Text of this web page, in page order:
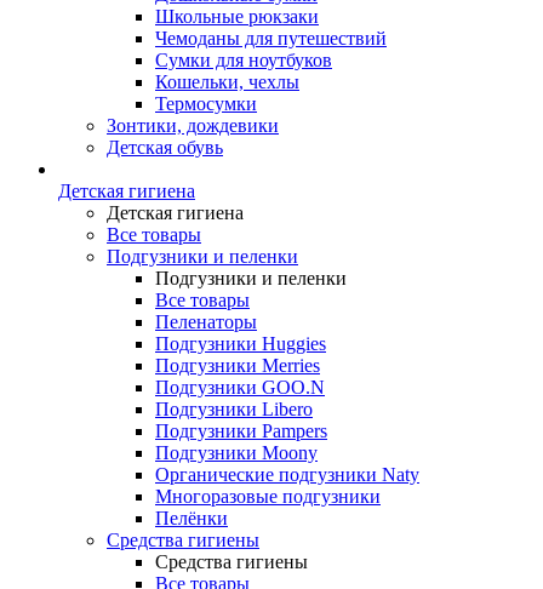
Школьные рюкзаки
Чемоданы для путешествий
Сумки для ноутбуков
Кошельки, чехлы
Термосумки
Зонтики, дождевики
Детская обувь
Детская гигиена
Детская гигиена
Все товары
Подгузники и пеленки
Подгузники и пеленки
Все товары
Пеленаторы
Подгузники Huggies
Подгузники Merries
Подгузники GOO.N
Подгузники Libero
Подгузники Pampers
Подгузники Moony
Органические подгузники Naty
Многоразовые подгузники
Пелёнки
Средства гигиены
Средства гигиены
Все товары